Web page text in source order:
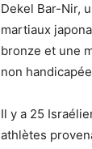
Dekel Bar-Nir,
martiaux
bronze et une
non
Il y a 25
athlètes